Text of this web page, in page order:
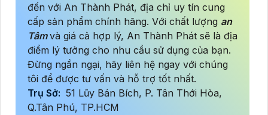
đến với An Thành Phát, địa chỉ uy tín cung
cấp sản phẩm chính hãng. Với chất lượng an
Tâmvà giá cả hợp lý, An Thành Phát sẽ là địa
điểm lý tưởng cho nhu cầu sử dụng của bạn.
Đừng ngần ngại, hãy liên hệ ngay với chúng
tôi để được tư vấn và hỗ trợ tốt nhất.
Trụ Sở: 51 Lũy Bán Bích, P. Tân Thới Hòa,
Q.Tân Phú, TP.HCM